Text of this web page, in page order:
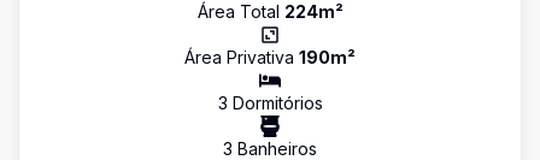
Área Total 224m²
Área Privativa 190m²
3 Dormitórios
3 Banheiros